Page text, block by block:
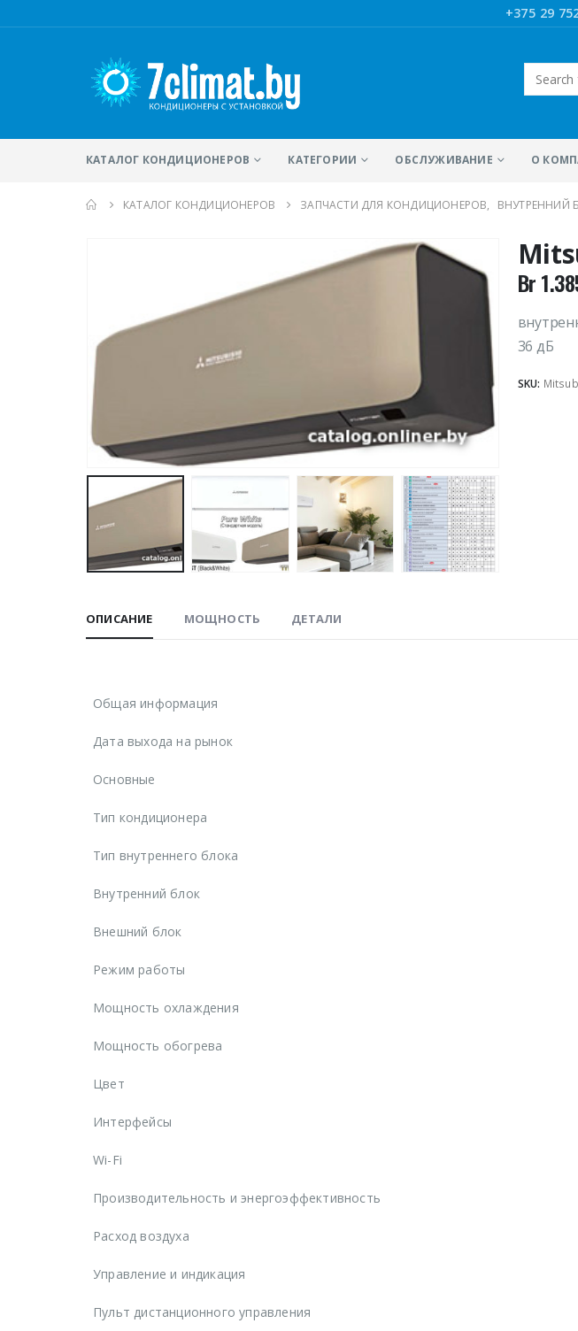
+375 29
Искать:
КАТАЛОГ КОНДИЦИОНЕРОВ КАТЕГОРИИ ОБСЛУЖИВАНИЕ О
КАТАЛОГ КОНДИЦИОНЕРОВ ЗАПЧАСТИ ДЛЯ КОНДИЦИОНЕРОВ, ВНУТРЕННИЙ
Br
36 дБ
SKU:
ОПИСАНИЕ МОЩНОСТЬ ДЕТАЛИ
Общая информация
Дата выхода на рынок
Основные
Тип кондиционера
Тип внутреннего блока
Внутренний блок
Внешний блок
Режим работы
Мощность охлаждения
Мощность обогрева
Цвет
Интерфейсы
Wi-Fi
Производительность и энергоэффективность
Расход воздуха
Управление и индикация
Пульт дистанционного управления